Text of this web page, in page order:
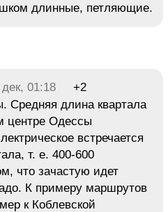
длинные, петляющие.
дек, 01:18
+2
Средняя длина квартала
центре Одессы
встречается
т. е. 400-600
что зачастую идет
К примеру маршрутов
к Коблевской